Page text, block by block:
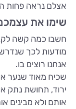
אצלם נראה פחות
שימו את
חשבו כמה קשה
מודעות לכך
אנחנו רוצים בו.
שכיח מאוד שנער או
ירוד, תחושת נתק
אותם ולא מבינים